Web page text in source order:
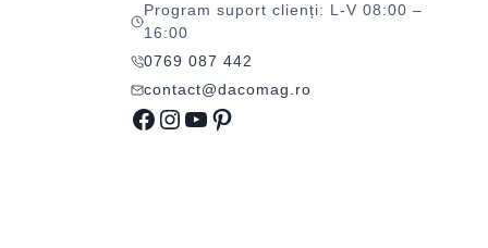
Program suport clienți: L-V 08:00 –
16:00
0769 087 442
contact@dacomag.ro
Facebook
Instagram
YouTube
Pinterest